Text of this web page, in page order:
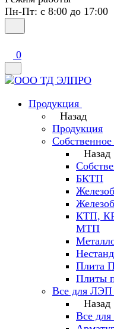
Пн-Пт: с 8:00 до 17:00
0
Продукция
Назад
Продукция
Собственное
Назад
БКТП
КТП,
МТП
Плита
Плиты
Все для ЛЭП
Назад
Все